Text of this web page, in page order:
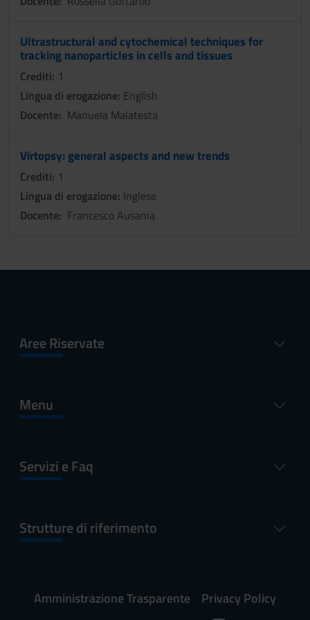
Ultrastructural and cytochemical techniques for
tracking nanoparticles in cells and tissues
Crediti: 1
Lingua di erogazione: English
Docente: Manuela Malatesta
Virtopsy: general aspects and new trends
Crediti: 1
Lingua di erogazione: Inglese
Docente: Francesco Ausania
Aree Riservate
Menu
Servizi e Faq
Strutture di riferimento
Amministrazione Trasparente
Privacy Policy